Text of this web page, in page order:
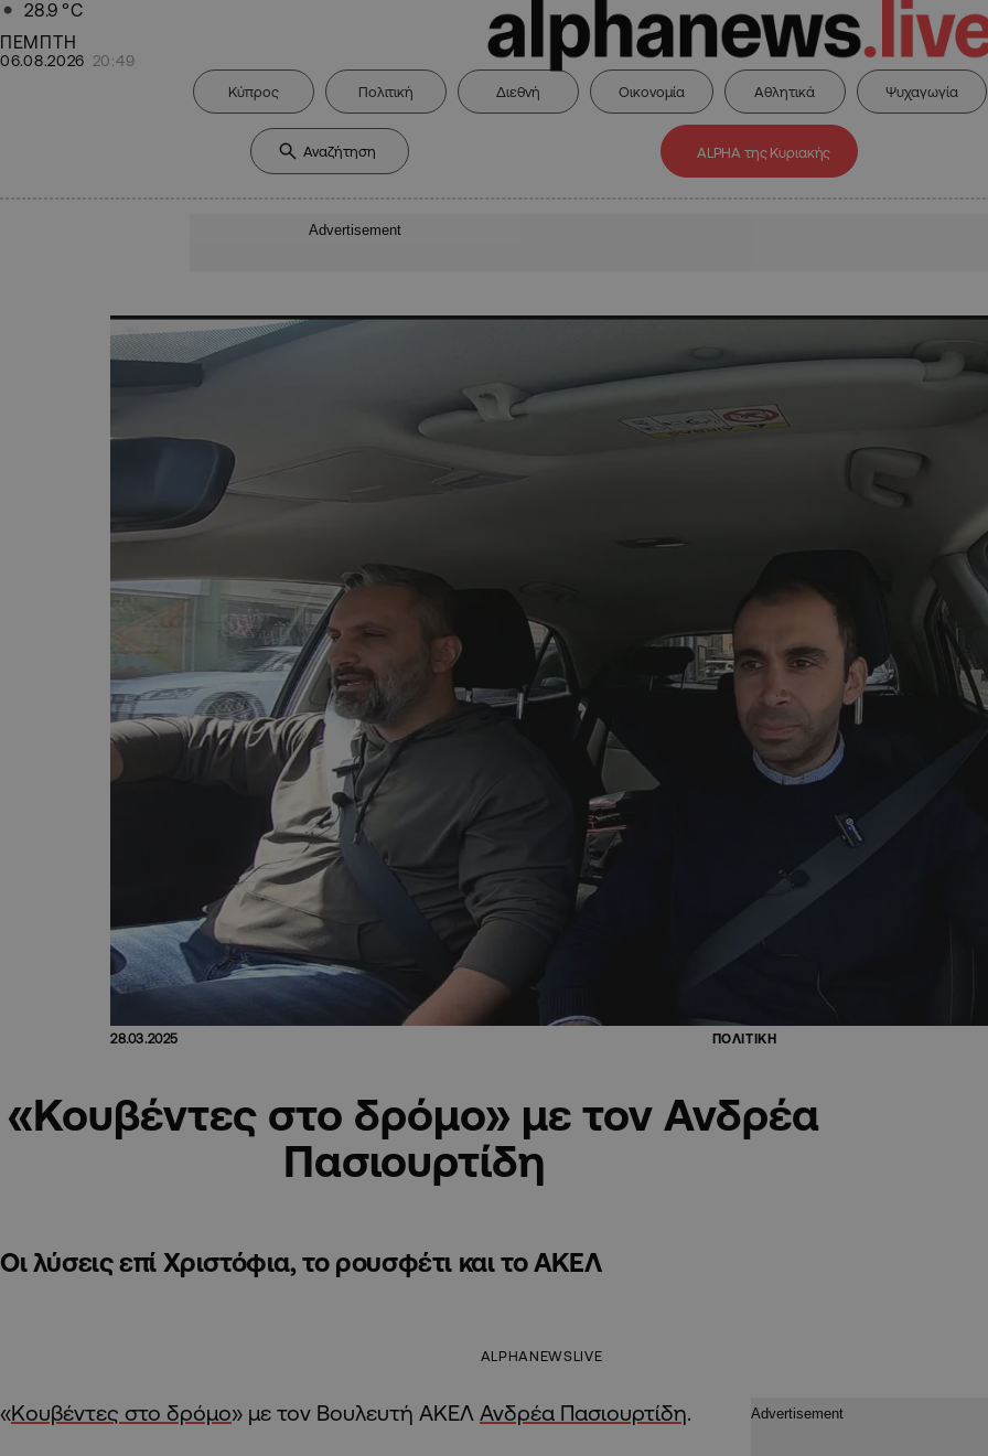
28.9 °C
ΠΕΜΠΤΗ
06.08.2026 20:49
Κύπρος Πολιτική Διεθνή Οικονομία Αθλητικά Ψυχαγωγία
ALPHA της Κυριακής
Advertisement
28.03.2025 ΠΟΛΙΤΙΚΗ
«Κουβέντες στο δρόμο» με τον Ανδρέα
Πασιουρτίδη
Οι λύσεις επί Χριστόφια, το ρουσφέτι και το ΑΚΕΛ
ALPHANEWSLIVE
«Κουβέντες στο δρόμο» με τον Βουλευτή ΑΚΕΛ Ανδρέα Πασιουρτίδη.